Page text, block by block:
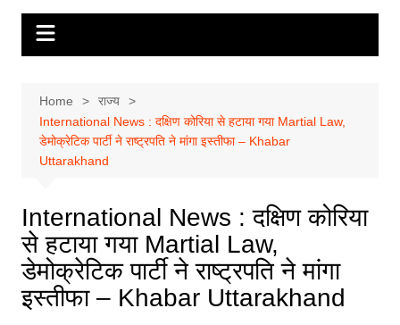
Home
राज्य
International News : दक्षिण कोरिया से हटाया गया Martial Law,
डेमोक्रेटिक पार्टी ने राष्ट्रपति ने मांगा इस्तीफा – Khabar
Uttarakhand
International News : दक्षिण कोरिया
से हटाया गया Martial Law,
डेमोक्रेटिक पार्टी ने राष्ट्रपति ने मांगा
इस्तीफा – Khabar Uttarakhand